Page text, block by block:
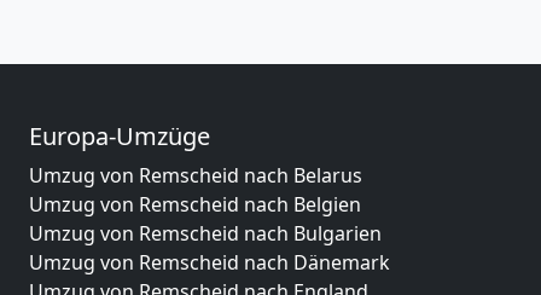
Europa-Umzüge
Umzug von Remscheid nach Belarus
Umzug von Remscheid nach Belgien
Umzug von Remscheid nach Bulgarien
Umzug von Remscheid nach Dänemark